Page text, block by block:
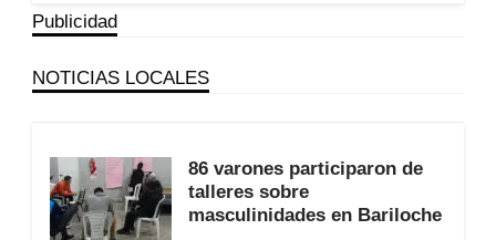
Publicidad
NOTICIAS LOCALES
86 varones participaron de
talleres sobre
masculinidades en Bariloche